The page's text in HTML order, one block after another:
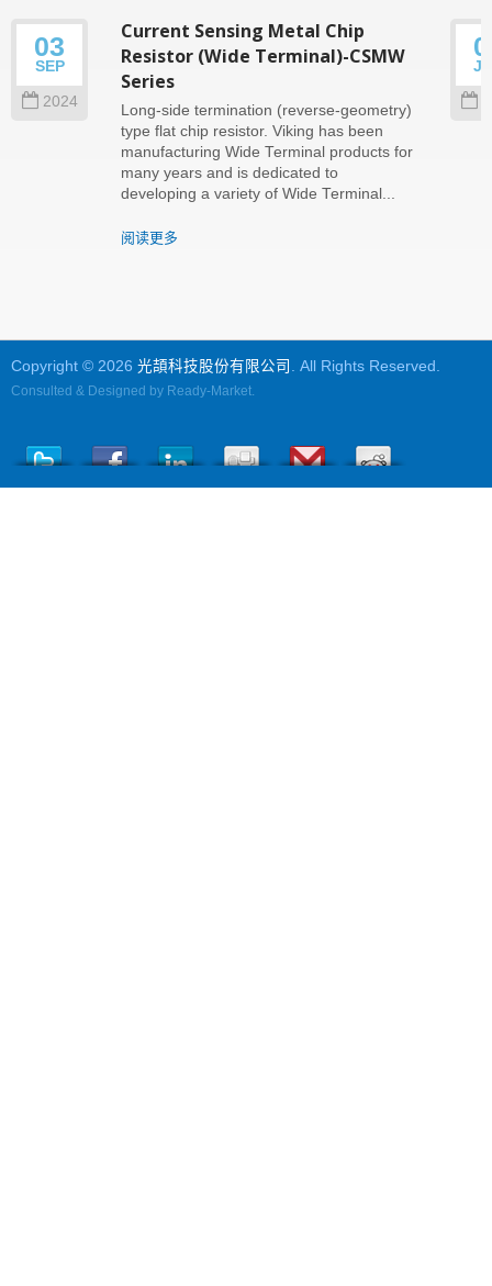
03
SEP
2024
Current Sensing Metal Chip
Resistor (Wide Terminal)-CSMW
Series
Long-side termination (reverse-geometry)
type flat chip resistor. Viking has been
manufacturing Wide Terminal products for
many years and is dedicated to
developing a variety of Wide Terminal...
阅读更多
Copyright © 2026 光頡科技股份有限公司 . All Rights Reserved.
Consulted & Designed by Ready-Market.